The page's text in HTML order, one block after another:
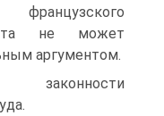
не может
аргументом.
законности